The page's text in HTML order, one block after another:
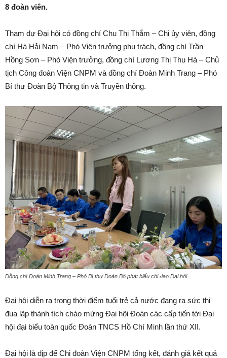
8 đoàn viên.
Tham dự Đại hội có đồng chí Chu Thị Thắm – Chi ủy viên, đồng
chí Hà Hải Nam – Phó Viện trưởng phụ trách, đồng chí Trần
Hồng Sơn – Phó Viện trưởng, đồng chí Lương Thị Thu Hà – Chủ
tịch Công đoàn Viện CNPM và đồng chí Đoàn Minh Trang – Phó
Bí thư Đoàn Bộ Thông tin và Truyền thông.
Đồng chí Đoàn Minh Trang – Phó Bí thư Đoàn Bộ phát biểu chỉ đạo Đại hội
Đại hội diễn ra trong thời điểm tuổi trẻ cả nước đang ra sức thi
đua lập thành tích chào mừng Đại hội Đoàn các cấp tiến tới Đại
hội đại biểu toàn quốc Đoàn TNCS Hồ Chí Minh lần thứ XII.
Đại hội là dịp để Chi đoàn Viện CNPM tổng kết, đánh giá kết quả